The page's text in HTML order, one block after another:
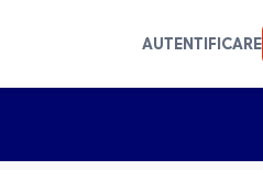
AUTENTIFICARE